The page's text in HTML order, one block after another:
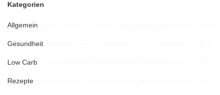
Kategorien
Allgemein
Gesundheit
Low Carb
Rezepte